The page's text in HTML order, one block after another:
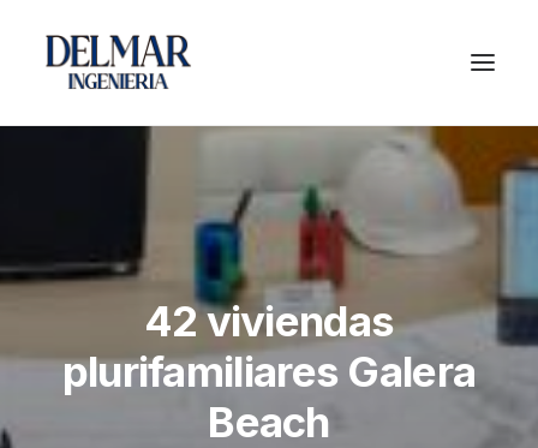
42 viviendas
plurifamiliares Galera
Beach